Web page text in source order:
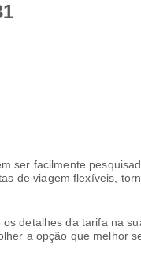
ser facilmente
de viagem flexíveis,
detalhes da tarifa na
a opção que melhor